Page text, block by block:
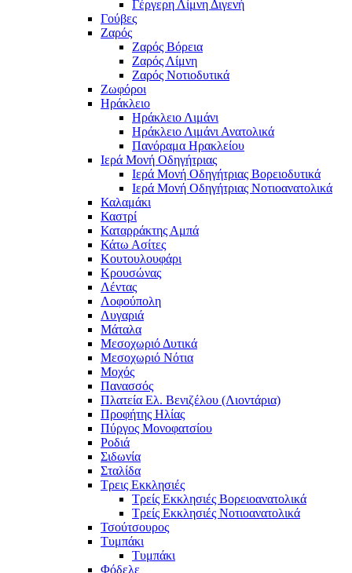
Γέργερη Λίμνη Διγενή
Γούβες
Ζαρός
Ζαρός Βόρεια
Ζαρός Λίμνη
Ζαρός Νοτιοδυτικά
Ζωφόροι
Ηράκλειο
Ηράκλειο Λιμάνι
Ηράκλειο Λιμάνι Ανατολικά
Πανόραμα Ηρακλείου
Ιερά Μονή Οδηγήτριας
Ιερά Μονή Οδηγήτριας Βορειοδυτικά
Ιερά Μονή Οδηγήτριας Νοτιοανατολικά
Καλαμάκι
Καστρί
Καταρράκτης Αμπά
Κάτω Ασίτες
Κουτουλουφάρι
Κρουσώνας
Λέντας
Λοφούπολη
Λυγαριά
Μάταλα
Μεσοχωριό Δυτικά
Μεσοχωριό Νότια
Μοχός
Πανασσός
Πλατεία Ελ. Βενιζέλου (Λιοντάρια)
Προφήτης Ηλίας
Πύργος Μονοφατσίου
Ροδιά
Σιδωνία
Σταλίδα
Τρεις Εκκλησιές
Τρείς Εκκλησιές Βορειοανατολικά
Τρείς Εκκλησιές Νοτιοανατολικά
Τσούτσουρος
Τυμπάκι
Τυμπάκι
Φόδελε